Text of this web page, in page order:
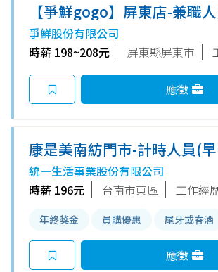
【爭鮮gogo】屏東店-兼職
爭鮮股份有限公司
時薪 198~208元
屏東縣屏東市
應徵
康是美南紡門市-計時人員(早
晚班)
統一生活事業股份有限公司
時薪 196元
台南市東區 工作經
年終獎金 員購優惠 尾牙或春酒
應徵